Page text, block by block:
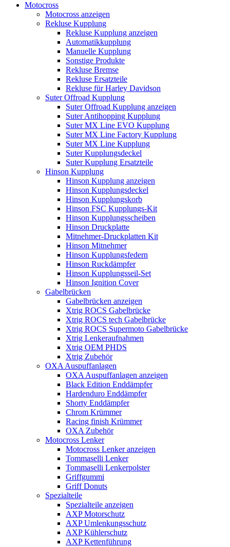
Motocross
Motocross anzeigen
Rekluse Kupplung
Rekluse Kupplung anzeigen
Automatikkupplung
Manuelle Kupplung
Sonstige Produkte
Rekluse Bremse
Rekluse Ersatzteile
Rekluse für Harley Davidson
Suter Offroad Kupplung
Suter Offroad Kupplung anzeigen
Suter Antihopping Kupplung
Suter MX Line EVO Kupplung
Suter MX Line Factory Kupplung
Suter MX Line Kupplung
Suter Kupplungsdeckel
Suter Kupplung Ersatzteile
Hinson Kupplung
Hinson Kupplung anzeigen
Hinson Kupplungsdeckel
Hinson Kupplungskorb
Hinson FSC Kupplungs-Kit
Hinson Kupplungsscheiben
Hinson Druckplatte
Mitnehmer-Druckplatten Kit
Hinson Mitnehmer
Hinson Kupplungsfedern
Hinson Ruckdämpfer
Hinson Kupplungsseil-Set
Hinson Ignition Cover
Gabelbrücken
Gabelbrücken anzeigen
Xtrig ROCS Gabelbrücke
Xtrig ROCS tech Gabelbrücke
Xtrig ROCS Supermoto Gabelbrücke
Xtrig Lenkeraufnahmen
Xtrig OEM PHDS
Xtrig Zubehör
OXA Auspuffanlagen
OXA Auspuffanlagen anzeigen
Black Edition Enddämpfer
Hardenduro Enddämpfer
Shorty Enddämpfer
Chrom Krümmer
Racing finish Krümmer
OXA Zubehör
Motocross Lenker
Motocross Lenker anzeigen
Tommaselli Lenker
Tommaselli Lenkerpolster
Griffgummi
Griff Donuts
Spezialteile
Spezialteile anzeigen
AXP Motorschutz
AXP Umlenkungsschutz
AXP Kühlerschutz
AXP Kettenführung